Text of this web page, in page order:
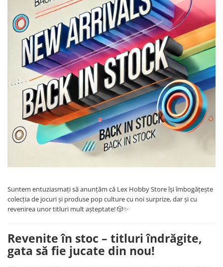
Battletech
Final Girl - solo game
Miniaturi Arkham Horror
Miniaturi HEROCLIX
Accesorii pentru boardgames
Protectii carti (Sleeves)
Playmats
Deck Boxes/Cutii pentru carti
Portofolii/ Clasoare pentru carti
The Army Painter
Zaruri
Carti de joc
Alte produse Hobby
Pop Culture
Sepci
Suntem entuziasmați să anunțăm că Lex Hobby Store își îmbogățește
colecția de jocuri și produse pop culture cu noi surprize, dar și cu
revenirea unor titluri mult așteptate! 🎲✨
Revenite în stoc – titluri îndrăgite,
gata să fie jucate din nou!